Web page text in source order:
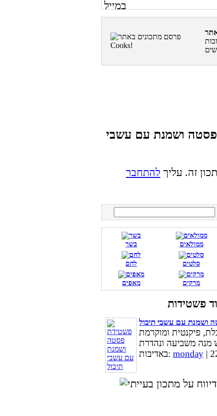
פסטה ושמנת עם עשבי
זה. עליך להתחבר
בשר ממולאים
לחם סלטים
מאפים מרקים
ושמנת עם עשבי תיבול
פיקנטית ומוקרמת
באדיבות: monday